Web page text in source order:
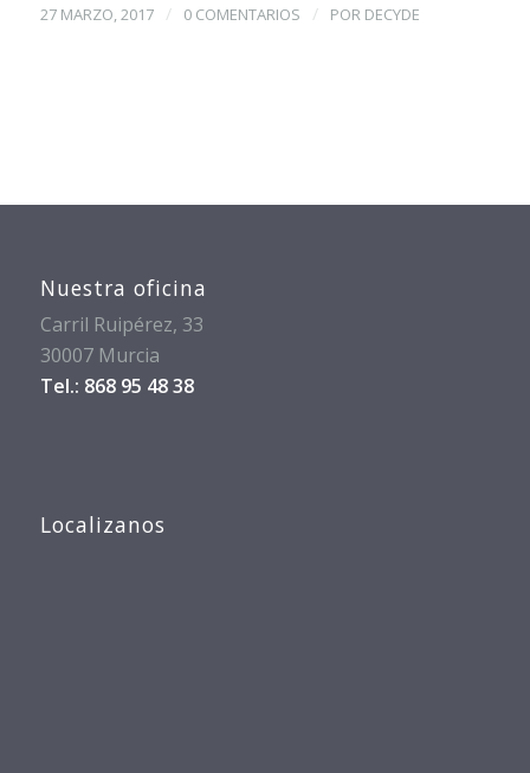
27 MARZO, 2017 / 0 COMENTARIOS / POR DECYDE
Nuestra oficina
Carril Ruipérez, 33
30007 Murcia
Tel.: 868 95 48 38
Localizanos